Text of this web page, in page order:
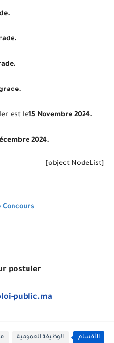
est le15 Novembre 2024.
2024.
[object NodeList]
Concours
postuler
public.ma
الأقسام الوظيفة العمومية